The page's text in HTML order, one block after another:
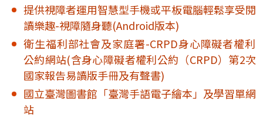
提供視障者運用智慧型手機或平板電腦輕鬆享受閱
讀樂趣-視障隨身聽(Android版本)
衛生福利部社會及家庭署-CRPD身心障礙者權利
公約網站(含身心障礙者權利公約（CRPD）第2次
國家報告易讀版手冊及有聲書)
國立臺灣圖書館「臺灣手語電子繪本」及學習單網
站